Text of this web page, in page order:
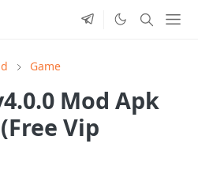
Game
Mod Apk
Vip